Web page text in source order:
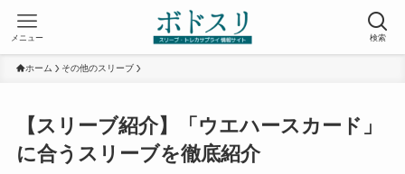
検索
メニュー
ホーム その他のスリーブ
【スリーブ紹介】「ウエハースカード」
に合うスリーブを徹底紹介